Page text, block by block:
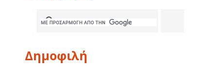
Δημοφιλή